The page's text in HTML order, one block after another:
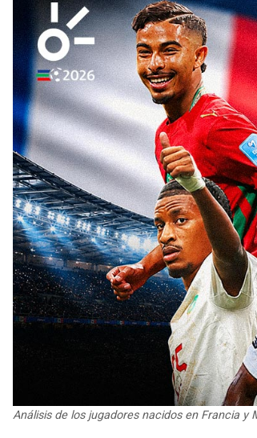
Análisis de los jugadores nacidos en Francia y